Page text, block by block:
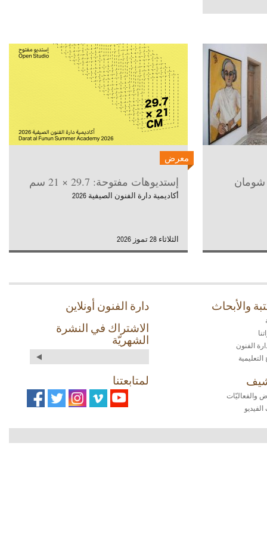
شومان
معرض
إستديوهات مفتوحة: 29.7 × 21 سم
أكاديمية دارة الفنون الصيفية 2026
الثلاثاء 28 تموز 2026
والأبحاث
الفنون
التعليمية
والفعاليّات
دارة الفنون أونلاين
الاشتراك في النشرة
الشهريّة
لمتابعتنا